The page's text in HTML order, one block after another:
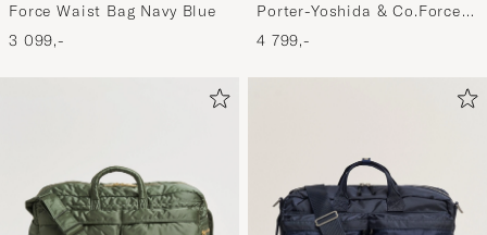
Force Waist Bag Navy Blue
3 099,-
Porter-Yoshida & Co.Force
2Way Tote BagBlack
4 799,-